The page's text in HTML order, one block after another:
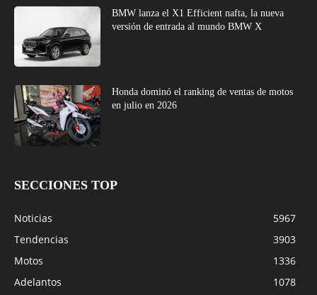
BMW lanza el X1 Efficient nafta, la nueva
versión de entrada al mundo BMW X
Honda dominó el ranking de ventas de motos
en julio en 2026
SECCIONES TOP
Noticias
5967
Tendencias
3903
Motos
1336
Adelantos
1078